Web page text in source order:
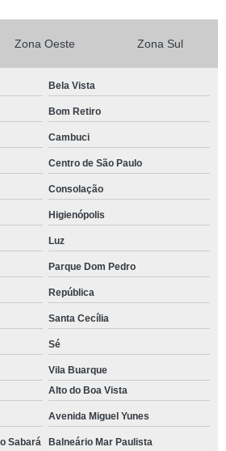
Zona Oeste Zona Sul
Bela Vista
Bom Retiro
Cambuci
Centro de São Paulo
Consolação
Higienópolis
Luz
Parque Dom Pedro
República
Santa Cecília
Sé
Vila Buarque
Alto do Boa Vista
Avenida Miguel Yunes
Sabará Balneário Mar Paulista